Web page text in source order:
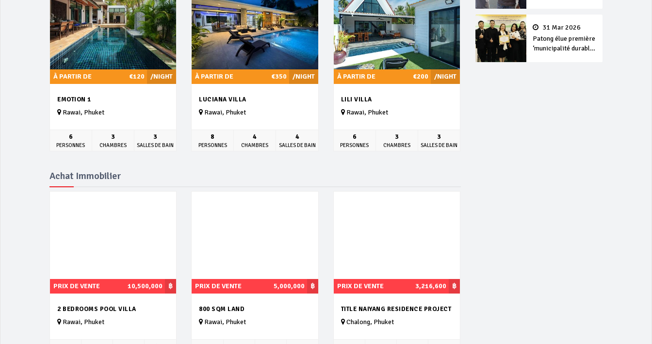
séjour31 Mar 2026
Patong élue première
‘municipalité durable’
/NIGHT
À PARTIR DE €120
EMOTION 1
Rawai, Phuket
6
PERSONNES
3
CHAMBRES
3
SALLES DE BAIN
/NIGHT
À PARTIR DE €350
LUCIANA VILLA
Rawai, Phuket
8
PERSONNES
4
CHAMBRES
4
SALLES DE BAIN
/NIGHT
À PARTIR DE €200
LILI VILLA
Rawai, Phuket
6
PERSONNES
3
CHAMBRES
3
SALLES DE BAIN
Achat Immobilier
฿
PRIX DE VENTE 10,500,000
2 BEDROOMS POOL VILLA
Rawai, Phuket
฿
PRIX DE VENTE 5,000,000
800 SQM LAND
Rawai, Phuket
฿
PRIX DE VENTE 3,216,600
TITLE NAIYANG RESIDENCE PROJECT
Chalong, Phuket